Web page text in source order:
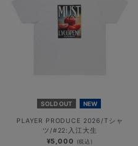
SOLD OUT NEW
PLAYER PRODUCE 2026/Tシャ
ツ/#22:入江大生
¥5,000 (税込)